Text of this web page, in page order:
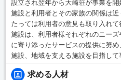
設立され翌年から大崎荘が事業を開
施設と利用者とその家族の関係は
たっては利用者の意見も取り入れて
施設は、利用者様それぞれのニー
に寄り添ったサービスの提供に努
施設、地域を支える施設を目指して
求める人材